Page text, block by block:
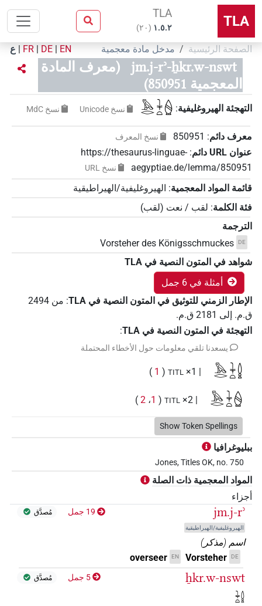
TLA
TLA
۱.٥.٢ (٢٠)
الصفحة الرئيسية مدخل مادة معجمية EN
|
DE
|
FR
| ع
jm.j-rʾ-ẖkr.w-nswt
(معرف المادة
المعجمية 850951)
التهجئة الهيروغليفية:
𓅓𓂋𓇓𓏏𓐭 نسخ‏ ‏Unicode نسخ‏ ‏MdC
معرف دائم:
850951 نسخ المعرف
عنوان‏ ‏URL‏ دائم :
https://thesaurus-linguae-
aegyptiae.de/lemma/850951
نسخ‏ ‏URL
قائمة المواد المعجمية: الهيروغليفية/الهيراطيقية
فئة الكلمة: لقب / نعت (لقب)
الترجمة
DE
Vorsteher des Königsschmuckes
شواهد في المتون النصية في ‏TLA
أمثلة في 6 جمل
الإطار الزمني للتوثيق في المتون النصية في ‏TLA
: من 2494
ق.م. إلى 2181 ق.م.
التهجئة في المتون النصية في TLA
:
يسعدنا تلقي معلومات حول الأخطاء المحتملة
𓅓𓂋𓇓𓏏𓐬
TITL
(
1
)
𓅓𓂋𓇓𓏏𓐭
TITL
(
1، 2
)
Show Token Spellings
ببليوغرافيا
Jones, Titles OK, no. 750
المواد المعجمية ذات الصلة
أجزاء
jm.j-rʾ
الهيروغليفية/الهيراطيقية
19 جمل مُصدَّق
اسم (مذكر)
DE
Vorsteher
EN
overseer
ẖkr.w-nswt
𓇓𓏏𓐬
5 جمل مُصدَّق